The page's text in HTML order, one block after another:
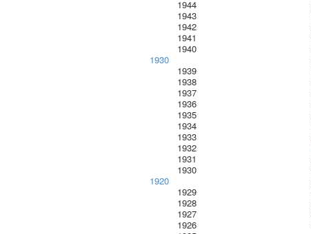
1944
1943
1942
1941
1940
1930
1939
1938
1937
1936
1935
1934
1933
1932
1931
1930
1920
1929
1928
1927
1926